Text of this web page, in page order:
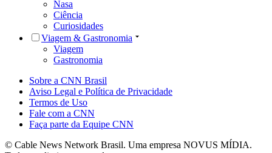
Nasa
Ciência
Curiosidades
Viagem & Gastronomia
Viagem
Gastronomia
Sobre a CNN Brasil
Aviso Legal e Política de Privacidade
Termos de Uso
Fale com a CNN
Faça parte da Equipe CNN
© Cable News Network Brasil. Uma empresa NOVUS MÍDIA.